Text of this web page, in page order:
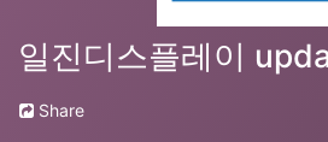
일진디스플레이
Share